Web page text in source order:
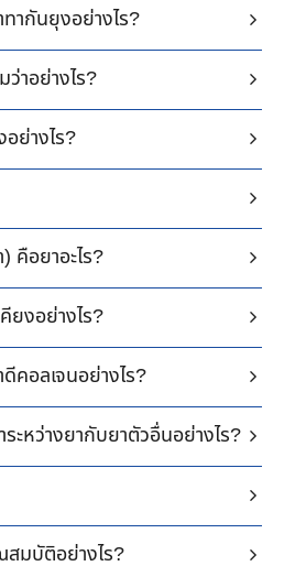
ทากันยุงอย่างไร?
าอย่างไร?
ย่างไร?
คือยาอะไร?
ยงอย่างไร?
คอลเจนอย่างไร?
ะหว่างยากับยาตัวอื่นอย่างไร?
มบัติอย่างไร?